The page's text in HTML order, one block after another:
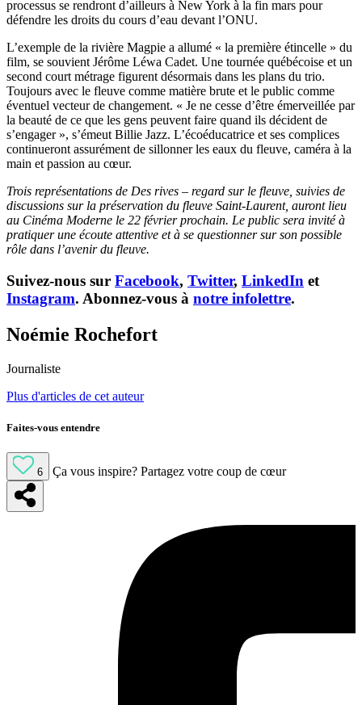
processus se rendront d’ailleurs à New York à la fin mars pour
défendre les droits du cours d’eau devant l’ONU.
L’exemple de la rivière Magpie a allumé « la première étincelle » du
film, se souvient Jérôme Léwa Cadet. Une tournée québécoise et un
second court métrage figurent désormais dans les plans du trio.
Toujours avec le fleuve comme matière brute et le public comme
éventuel vecteur de changement. « Je ne cesse d’être émerveillée par
la beauté de ce que les gens peuvent faire quand ils décident de
s’engager », s’émeut Billie Jazz. L’écoéducatrice et ses complices
continueront assurément de sillonner les eaux du fleuve, caméra à la
main et passion au cœur.
Trois représentations de Des rives – regard sur le fleuve, suivies de
discussions sur la préservation du fleuve Saint-Laurent, auront lieu
au Cinéma Moderne le 22 février prochain. Le public sera invité à
pratiquer une écoute attentive et à se questionner sur son possible
rôle dans l’avenir du fleuve.
Suivez-nous sur Facebook, Twitter, LinkedIn et
Instagram. Abonnez-vous à notre infolettre.
Noémie Rochefort
Journaliste
Plus d'articles de cet auteur
Faites-vous entendre
6 Ça vous inspire? Partagez votre coup de cœur